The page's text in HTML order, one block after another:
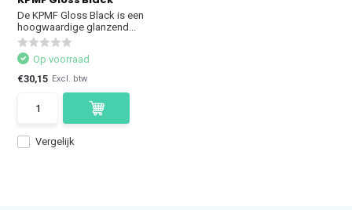
De KPMF Gloss Black is een
hoogwaardige glanzend...
Vergelijk
Op voorraad
€30,15 Excl. btw